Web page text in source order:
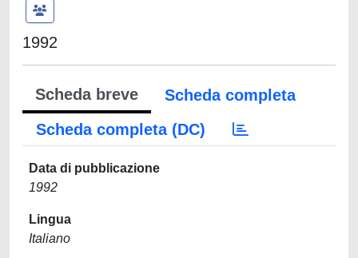
1992
Scheda breve
Scheda completa
Scheda completa (DC)
Data di pubblicazione
1992
Lingua
Italiano